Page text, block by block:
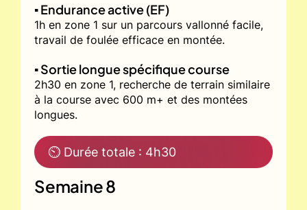
▪️ Endurance active (EF)
1h en zone 1 sur un parcours vallonné facile,
travail de foulée efficace en montée.
▪️ Sortie longue spécifique course
2h30 en zone 1, recherche de terrain similaire
à la course avec 600 m+ et des montées
longues.
⏲ Durée totale : 4h30
Semaine 8